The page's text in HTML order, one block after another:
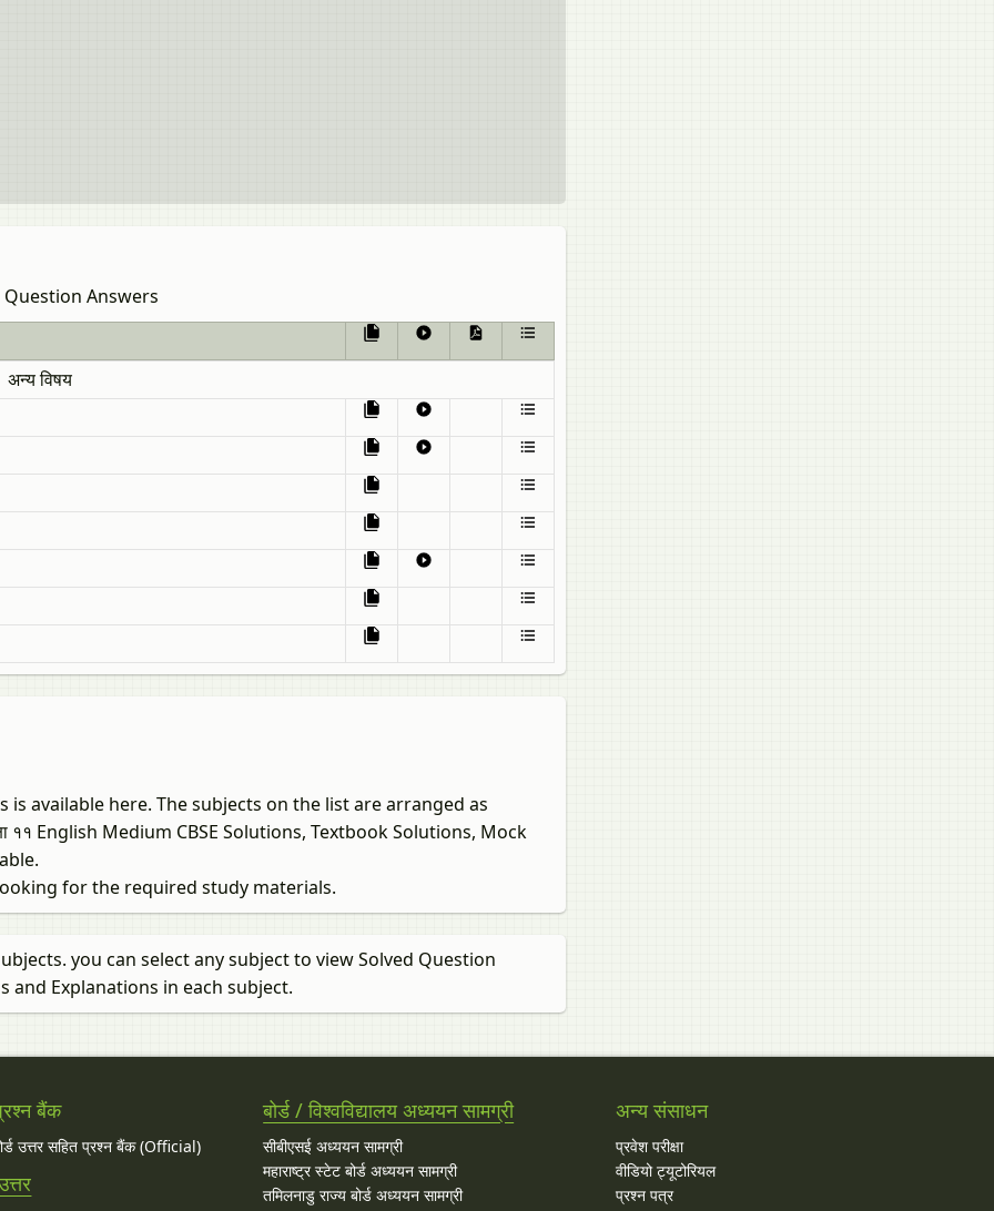
Question Answers
अन्य विषय
is available here. The subjects on the list are arranged as
English Medium CBSE Solutions, Textbook Solutions, Mock
for the required study materials.
you can select any subject to view Solved Question
and Explanations in each subject.
बैंक
उत्तर सहित प्रश्न बैंक (Official)
बोर्ड / विश्वविद्यालय अध्ययन सामग्री
सीबीएसई अध्ययन सामग्री
महाराष्ट्र स्टेट बोर्ड अध्ययन सामग्री
तमिलनाडु राज्य बोर्ड अध्ययन सामग्री
अन्य संसाधन
प्रवेश परीक्षा
वीडियो ट्यूटोरियल
प्रश्न पत्र